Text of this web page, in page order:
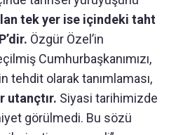
tek yer ise içindeki taht
Özgür Özel’in
Cumhurbaşkanımızı,
tehdit olarak tanımlaması,
utançtır. Siyasi tarihimizde
görülmedi. Bu sözü